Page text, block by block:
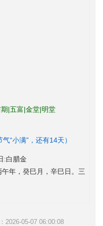
|五富|金堂|明堂
“小满”，还有14天）
:白腊金
年，癸巳月，辛巳日。三
2026-05-07 06:00:08